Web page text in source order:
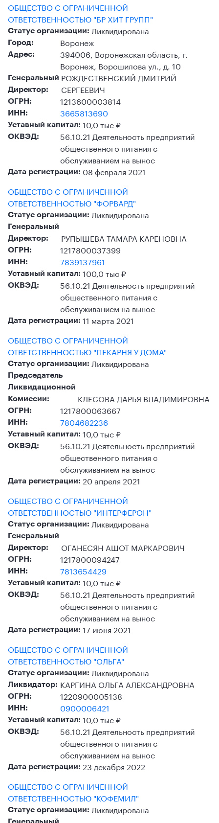
ОБЩЕСТВО С ОГРАНИЧЕННОЙ
ОТВЕТСТВЕННОСТЬЮ "БР ХИТ ГРУПП"
Статус организации: Ликвидирована
Город: Воронеж
Адрес:
394006, Воронежская область, г.
Воронеж, Ворошилова ул., д. 10
Генеральный
Директор:
РОЖДЕСТВЕНСКИЙ ДМИТРИЙ
СЕРГЕЕВИЧ
ОГРН: 1213600003814
ИНН: 3665813690
Уставный капитал: 10,0 тыс ₽
ОКВЭД:
56.10.21 Деятельность предприятий
общественного питания с
обслуживанием на вынос
Дата регистрации: 08 февраля 2021
ОБЩЕСТВО С ОГРАНИЧЕННОЙ
ОТВЕТСТВЕННОСТЬЮ "ФОРВАРД"
Статус организации: Ликвидирована
Генеральный
Директор:
РУПЫШЕВА ТАМАРА КАРЕНОВНА
ОГРН: 1217800037399
ИНН: 7839137961
Уставный капитал: 100,0 тыс ₽
ОКВЭД:
56.10.21 Деятельность предприятий
общественного питания с
обслуживанием на вынос
Дата регистрации: 11 марта 2021
ОБЩЕСТВО С ОГРАНИЧЕННОЙ
ОТВЕТСТВЕННОСТЬЮ "ПЕКАРНЯ У ДОМА"
Статус организации: Ликвидирована
Председатель
Ликвидационной
Комиссии:
КЛЕСОВА ДАРЬЯ ВЛАДИМИРОВНА
ОГРН: 1217800063667
ИНН: 7804682236
Уставный капитал: 10,0 тыс ₽
ОКВЭД:
56.10.21 Деятельность предприятий
общественного питания с
обслуживанием на вынос
Дата регистрации: 20 апреля 2021
ОБЩЕСТВО С ОГРАНИЧЕННОЙ
ОТВЕТСТВЕННОСТЬЮ "ИНТЕРФЕРОН"
Статус организации: Ликвидирована
Генеральный
Директор:
ОГАНЕСЯН АШОТ МАРКАРОВИЧ
ОГРН: 1217800094247
ИНН: 7813654429
Уставный капитал: 10,0 тыс ₽
ОКВЭД:
56.10.21 Деятельность предприятий
общественного питания с
обслуживанием на вынос
Дата регистрации: 17 июня 2021
ОБЩЕСТВО С ОГРАНИЧЕННОЙ
ОТВЕТСТВЕННОСТЬЮ "ОЛЬГА"
Статус организации: Ликвидирована
Ликвидатор: КАРГИНА ОЛЬГА АЛЕКСАНДРОВНА
ОГРН: 1220900005138
ИНН: 0900006421
Уставный капитал: 10,0 тыс ₽
ОКВЭД:
56.10.21 Деятельность предприятий
общественного питания с
обслуживанием на вынос
Дата регистрации: 23 декабря 2022
ОБЩЕСТВО С ОГРАНИЧЕННОЙ
ОТВЕТСТВЕННОСТЬЮ "КОФЕМИЛ"
Статус организации: Ликвидирована
Генеральный